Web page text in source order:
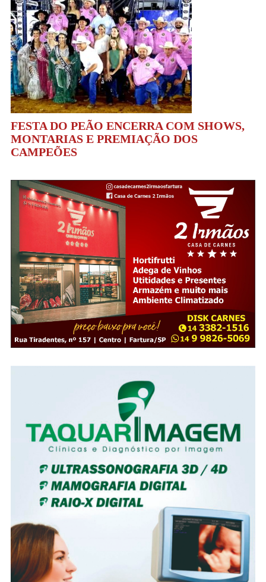
FESTA DO PEÃO ENCERRA COM SHOWS,
MONTARIAS E PREMIAÇÃO DOS
CAMPEÕES